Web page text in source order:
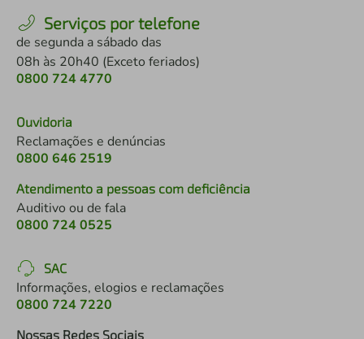
Serviços por telefone
de segunda a sábado das
08h às 20h40 (Exceto feriados)
0800 724 4770
Ouvidoria
Reclamações e denúncias
0800 646 2519
Atendimento a pessoas com deficiência
Auditivo ou de fala
0800 724 0525
SAC
Informações, elogios e reclamações
0800 724 7220
Nossas Redes Sociais